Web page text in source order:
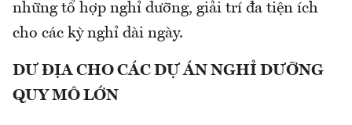
những tổ hợp nghỉ dưỡng, giải trí đa tiện ích
cho các kỳ nghỉ dài ngày.
DƯ ĐỊA CHO CÁC DỰ ÁN NGHỈ DƯỠNG
QUY MÔ LỚN